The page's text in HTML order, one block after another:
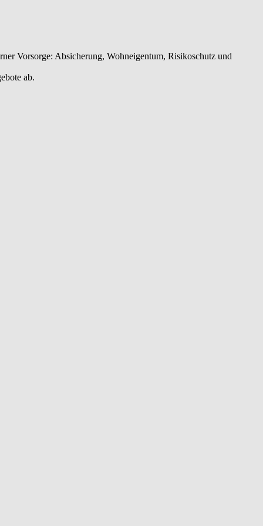
Vorsorge: Absicherung, Wohneigentum, Risikoschutz und
ab.